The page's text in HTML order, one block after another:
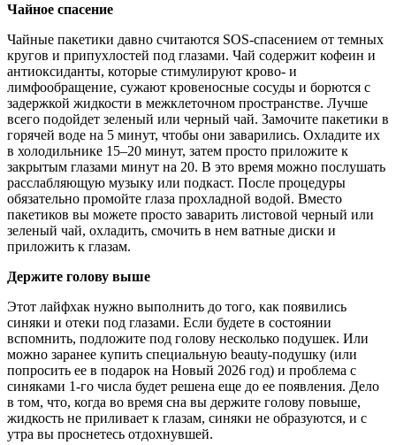
Чайное спасение
Чайные пакетики давно считаются SOS-спасением от темных
кругов и припухлостей под глазами. Чай содержит кофеин и
антиоксиданты, которые стимулируют крово- и
лимфообращение, сужают кровеносные сосуды и борются с
задержкой жидкости в межклеточном пространстве. Лучше
всего подойдет зеленый или черный чай. Замочите пакетики в
горячей воде на 5 минут, чтобы они заварились. Охладите их
в холодильнике 15–20 минут, затем просто приложите к
закрытым глазами минут на 20. В это время можно послушать
расслабляющую музыку или подкаст. После процедуры
обязательно промойте глаза прохладной водой. Вместо
пакетиков вы можете просто заварить листовой черный или
зеленый чай, охладить, смочить в нем ватные диски и
приложить к глазам.
Держите голову выше
Этот лайфхак нужно выполнить до того, как появились
синяки и отеки под глазами. Если будете в состоянии
вспомнить, подложите под голову несколько подушек. Или
можно заранее купить специальную beauty-подушку (или
попросить ее в подарок на Новый 2026 год) и проблема с
синяками 1-го числа будет решена еще до ее появления. Дело
в том, что, когда во время сна вы держите голову повыше,
жидкость не приливает к глазам, синяки не образуются, и с
утра вы проснетесь отдохнувшей.